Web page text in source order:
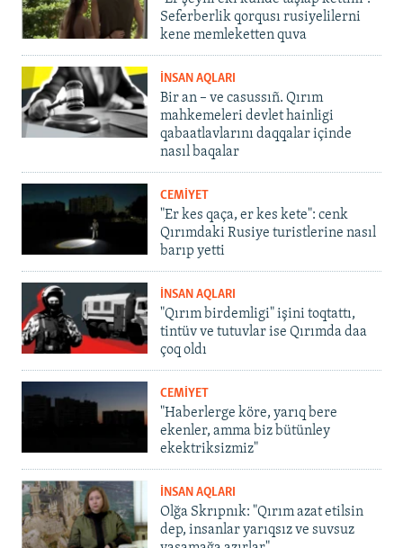
Seferberlik qorqusı rusiyelilerni
kene memleketten quva
İNSAN AQLARI
Bir an – ve casussıñ. Qırım
mahkemeleri devlet hainligi
qabaatlavlarını daqqalar içinde
nasıl baqalar
CEMİYET
"Er kes qaça, er kes kete": cenk
Qırımdaki Rusiye turistlerine nasıl
barıp yetti
İNSAN AQLARI
"Qırım birdemligi" işini toqtattı,
tintüv ve tutuvlar ise Qırımda daa
çoq oldı
CEMİYET
"Haberlerge köre, yarıq bere
ekenler, amma biz bütünley
ekektriksizmiz"
İNSAN AQLARI
Olğa Skrıpnık: "Qırım azat etilsin
dep, insanlar yarıqsız ve suvsuz